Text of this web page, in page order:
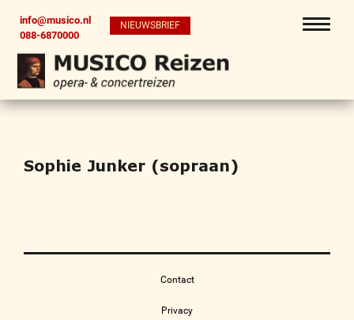
info@musico.nl
088-6870000
NIEUWSBRIEF
Sophie Junker (sopraan)
Contact
Privacy